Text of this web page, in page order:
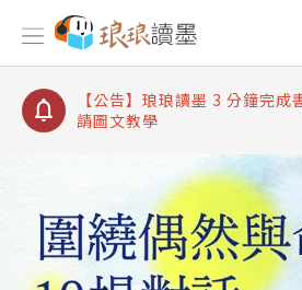
【公告】琅琅讀墨書櫃開通常見
【公告】琅琅讀墨 3 分鐘完成
【公告】琅琅書店服務升級重
查詢
【公告】琅琅讀墨數位閱讀資